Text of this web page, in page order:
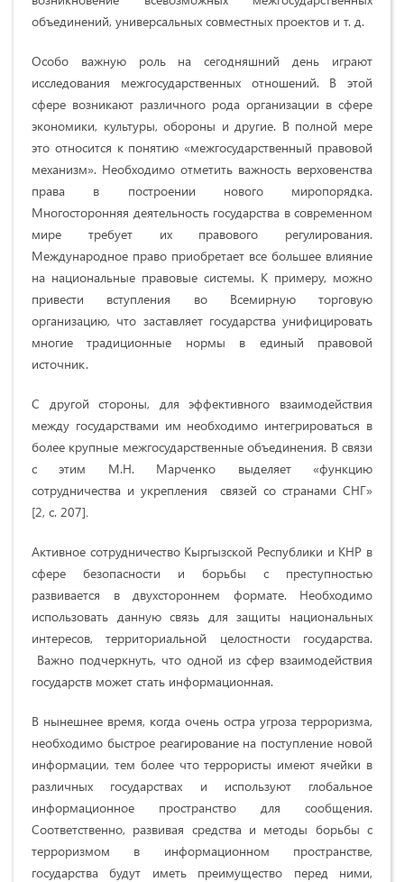
объединений, универсальных совместных проектов и т. д.
Особо важную роль на сегодняшний день играют
исследования межгосударственных отношений. В этой
сфере возникают различного рода организации в сфере
экономики, культуры, обороны и другие. В полной мере
это относится к понятию «межгосударственный правовой
механизм». Необходимо отметить важность верховенства
права в построении нового миропорядка.
Многосторонняя деятельность государства в современном
мире требует их правового регулирования.
Международное право приобретает все большее влияние
на национальные правовые системы. К примеру, можно
привести вступления во Всемирную торговую
организацию, что заставляет государства унифицировать
многие традиционные нормы в единый правовой
источник.
С другой стороны, для эффективного взаимодействия
между государствами им необходимо интегрироваться в
более крупные межгосударственные объединения. В связи
с этим М.Н. Марченко выделяет «функцию
сотрудничества и укрепления связей со странами СНГ»
[2, с. 207].
Активное сотрудничество Кыргызской Республики и КНР в
сфере безопасности и борьбы с преступностью
развивается в двухстороннем формате. Необходимо
использовать данную связь для защиты национальных
интересов, территориальной целостности государства.
Важно подчеркнуть, что одной из сфер взаимодействия
государств может стать информационная.
В нынешнее время, когда очень остра угроза терроризма,
необходимо быстрое реагирование на поступление новой
информации, тем более что террористы имеют ячейки в
различных государствах и используют глобальное
информационное пространство для сообщения.
Соответственно, развивая средства и методы борьбы с
терроризмом в информационном пространстве,
государства будут иметь преимущество перед ними,